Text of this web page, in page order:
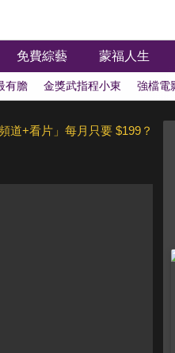
免費綜藝 蒙福人生
有膽 金獎武指程小東 強檔電
頻道+看片」每月只要 $199？